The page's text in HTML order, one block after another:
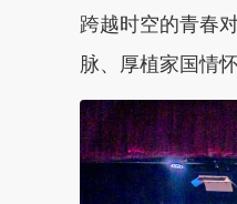
跨越时空的青春
脉、厚植家国情怀